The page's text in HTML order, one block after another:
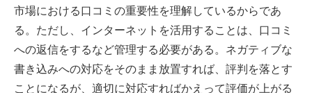
市場における口コミの重要性を理解しているからであ
る。ただし、インターネットを活用することは、口コミ
への返信をするなど管理する必要がある。ネガティブな
書き込みへの対応をそのまま放置すれば、評判を落とす
ことになるが、適切に対応すればかえって評価が上がる